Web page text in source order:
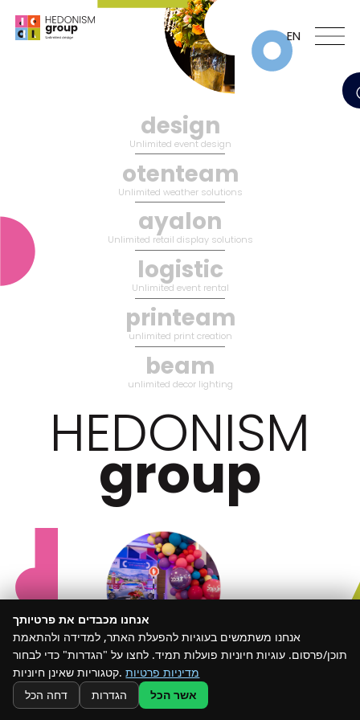
EN
design
Unlimited event design
otenteam
Unlimited weather solutions
ayalon
Unlimited retail display solutions
logistic
Unlimited event rental
printeam
unlimited print creation
beam
unlimited decor lighting
HEDONISM
group
אנחנו מכבדים את פרטיותך
אנחנו משתמשים בעוגיות להפעלת האתר, למדידה ולהתאמת
תוכן/פרסום. עוגיות חיוניות פועלות תמיד. לחצו על "הגדרות" כדי לבחור
קטגוריות שאינן חיוניות. מדיניות פרטיות
דחה הכל
הגדרות אשר הכל